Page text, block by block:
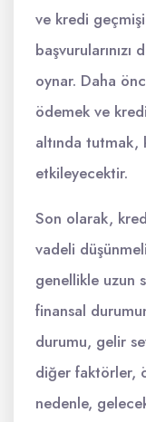
ve kredi
oynar. Daha
ödemek ve kredi
altında
etkileyecektir.
Son olarak,
vadeli
genellikle uzun
finansal
durumu, gelir
diğer faktörler,
nedenle,